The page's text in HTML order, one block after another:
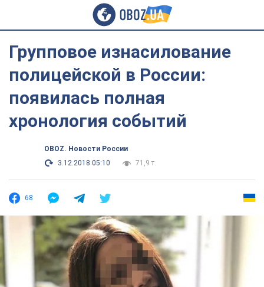
Групповое изнасилование
полицейской в России:
появилась полная
хронология событий
OBOZ. Новости России
3.12.2018 05:10
71,9 т.
68